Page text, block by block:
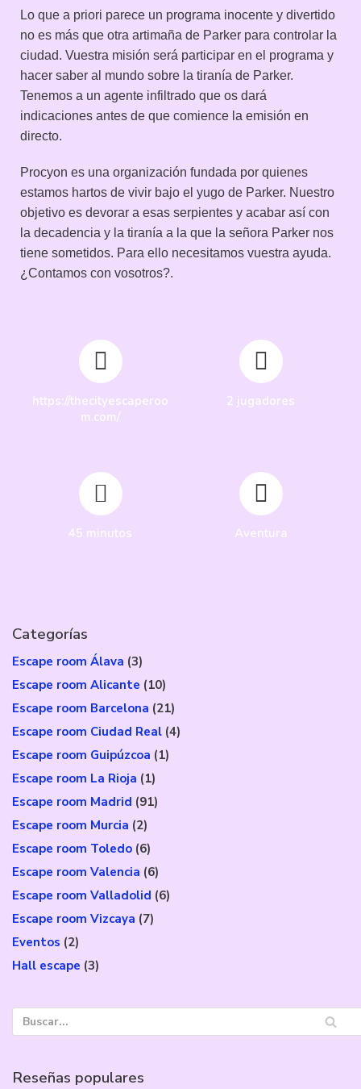
Lo que a priori parece un programa inocente y divertido
no es más que otra artimaña de Parker para controlar la
ciudad. Vuestra misión será participar en el programa y
hacer saber al mundo sobre la tiranía de Parker.
Tenemos a un agente infiltrado que os dará
indicaciones antes de que comience la emisión en
directo.
Procyon es una organización fundada por quienes
estamos hartos de vivir bajo el yugo de Parker. Nuestro
objetivo es devorar a esas serpientes y acabar así con
la decadencia y la tiranía a la que la señora Parker nos
tiene sometidos. Para ello necesitamos vuestra ayuda.
¿Contamos con vosotros?.
https://thecityescaperoo
m.com/
2 jugadores
45 minutos Aventura
Categorías
Escape room Álava (3)
Escape room Alicante (10)
Escape room Barcelona (21)
Escape room Ciudad Real (4)
Escape room Guipúzcoa (1)
Escape room La Rioja (1)
Escape room Madrid (91)
Escape room Murcia (2)
Escape room Toledo (6)
Escape room Valencia (6)
Escape room Valladolid (6)
Escape room Vizcaya (7)
Eventos (2)
Hall escape (3)
Reseñas populares